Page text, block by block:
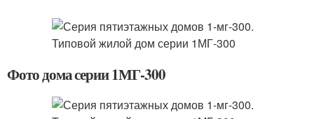
Фото дома серии 1МГ-300